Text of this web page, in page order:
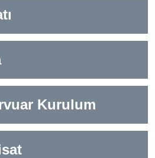
Kurulum